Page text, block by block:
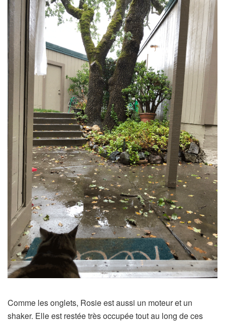
Comme les onglets, Rosie est aussi un moteur et un
shaker. Elle est restée très occupée tout au long de ces